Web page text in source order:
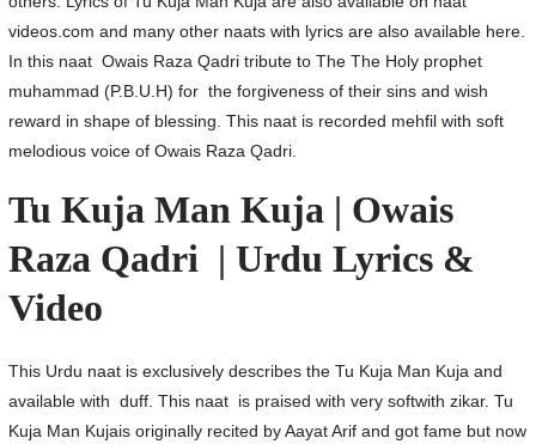
videos.com and many other naats with lyrics are also available here.
In this naat Owais Raza Qadri tribute to The The Holy prophet
muhammad (P.B.U.H) for the forgiveness of their sins and wish
reward in shape of blessing. This naat is recorded mehfil with soft
melodious voice of Owais Raza Qadri.
Tu Kuja Man Kuja | Owais
Raza Qadri | Urdu Lyrics &
Video
This Urdu naat is exclusively describes the Tu Kuja Man Kuja and
available with duff. This naat is praised with very softwith zikar. Tu
Kuja Man Kujais originally recited by Aayat Arif and got fame but now